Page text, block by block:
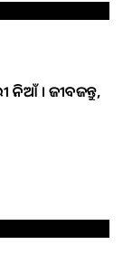
ନିଆଁ । ଜୀବଜନ୍ତୁ,